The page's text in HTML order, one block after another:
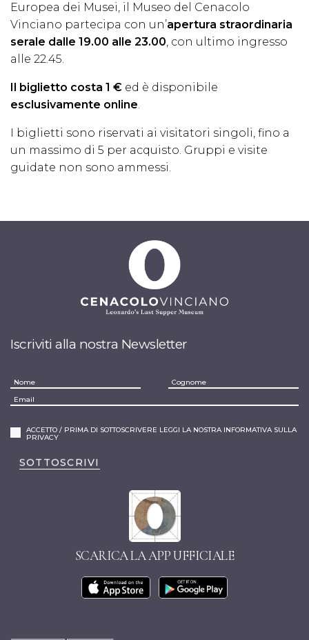
Europea dei Musei, il Museo del Cenacolo
Vinciano partecipa con un’apertura straordinaria
serale dalle 19.00 alle 23.00, con ultimo ingresso
alle 22.45.
Il biglietto costa 1 € ed è disponibile
esclusivamente online.
I biglietti sono riservati ai visitatori singoli, fino a
un massimo di 5 per acquisto. Gruppi e visite
guidate non sono ammessi.
Iscriviti alla nostra Newsletter
ACCETTO / PRIMA DI SOTTOSCRIVERE LEGGI LA NOSTRA INFORMATIVA SULLA
PRIVACY
SOTTOSCRIVI
SCARICA LA APP UFFICIALE